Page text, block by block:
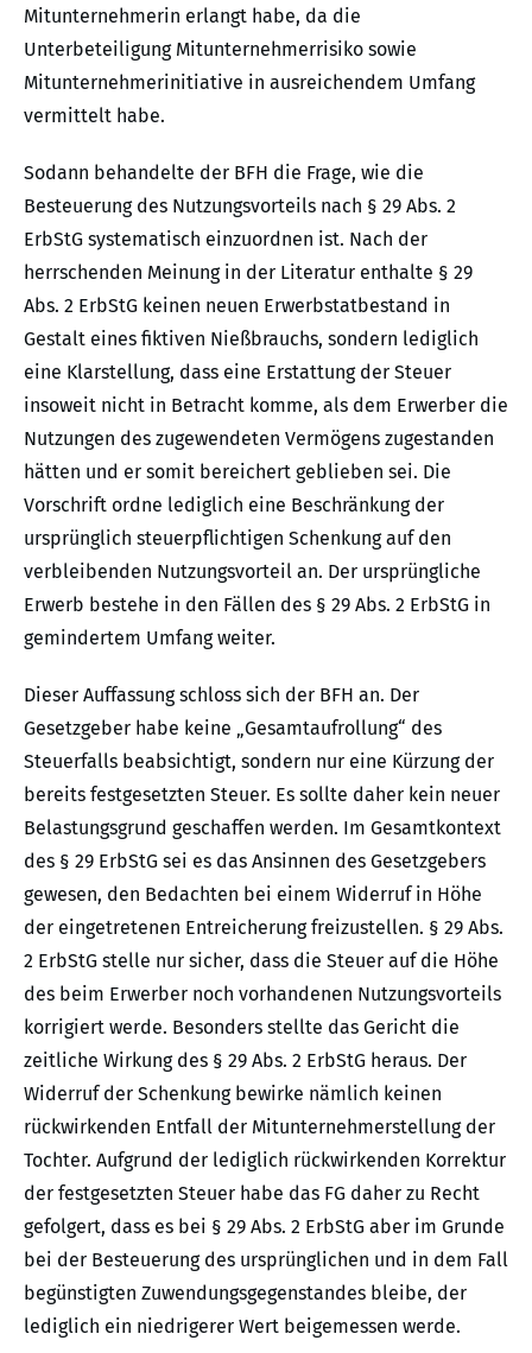
Mitunternehmerin erlangt habe, da die
Unterbeteiligung Mitunternehmerrisiko sowie
Mitunternehmerinitiative in ausreichendem Umfang
vermittelt habe.
Sodann behandelte der BFH die Frage, wie die
Besteuerung des Nutzungsvorteils nach § 29 Abs. 2
ErbStG systematisch einzuordnen ist. Nach der
herrschenden Meinung in der Literatur enthalte § 29
Abs. 2 ErbStG keinen neuen Erwerbstatbestand in
Gestalt eines fiktiven Nießbrauchs, sondern lediglich
eine Klarstellung, dass eine Erstattung der Steuer
insoweit nicht in Betracht komme, als dem Erwerber die
Nutzungen des zugewendeten Vermögens zugestanden
hätten und er somit bereichert geblieben sei. Die
Vorschrift ordne lediglich eine Beschränkung der
ursprünglich steuerpflichtigen Schenkung auf den
verbleibenden Nutzungsvorteil an. Der ursprüngliche
Erwerb bestehe in den Fällen des § 29 Abs. 2 ErbStG in
gemindertem Umfang weiter.
Dieser Auffassung schloss sich der BFH an. Der
Gesetzgeber habe keine „Gesamtaufrollung“ des
Steuerfalls beabsichtigt, sondern nur eine Kürzung der
bereits festgesetzten Steuer. Es sollte daher kein neuer
Belastungsgrund geschaffen werden. Im Gesamtkontext
des § 29 ErbStG sei es das Ansinnen des Gesetzgebers
gewesen, den Bedachten bei einem Widerruf in Höhe
der eingetretenen Entreicherung freizustellen. § 29 Abs.
2 ErbStG stelle nur sicher, dass die Steuer auf die Höhe
des beim Erwerber noch vorhandenen Nutzungsvorteils
korrigiert werde. Besonders stellte das Gericht die
zeitliche Wirkung des § 29 Abs. 2 ErbStG heraus. Der
Widerruf der Schenkung bewirke nämlich keinen
rückwirkenden Entfall der Mitunternehmerstellung der
Tochter. Aufgrund der lediglich rückwirkenden Korrektur
der festgesetzten Steuer habe das FG daher zu Recht
gefolgert, dass es bei § 29 Abs. 2 ErbStG aber im Grunde
bei der Besteuerung des ursprünglichen und in dem Fall
begünstigten Zuwendungsgegenstandes bleibe, der
lediglich ein niedrigerer Wert beigemessen werde.